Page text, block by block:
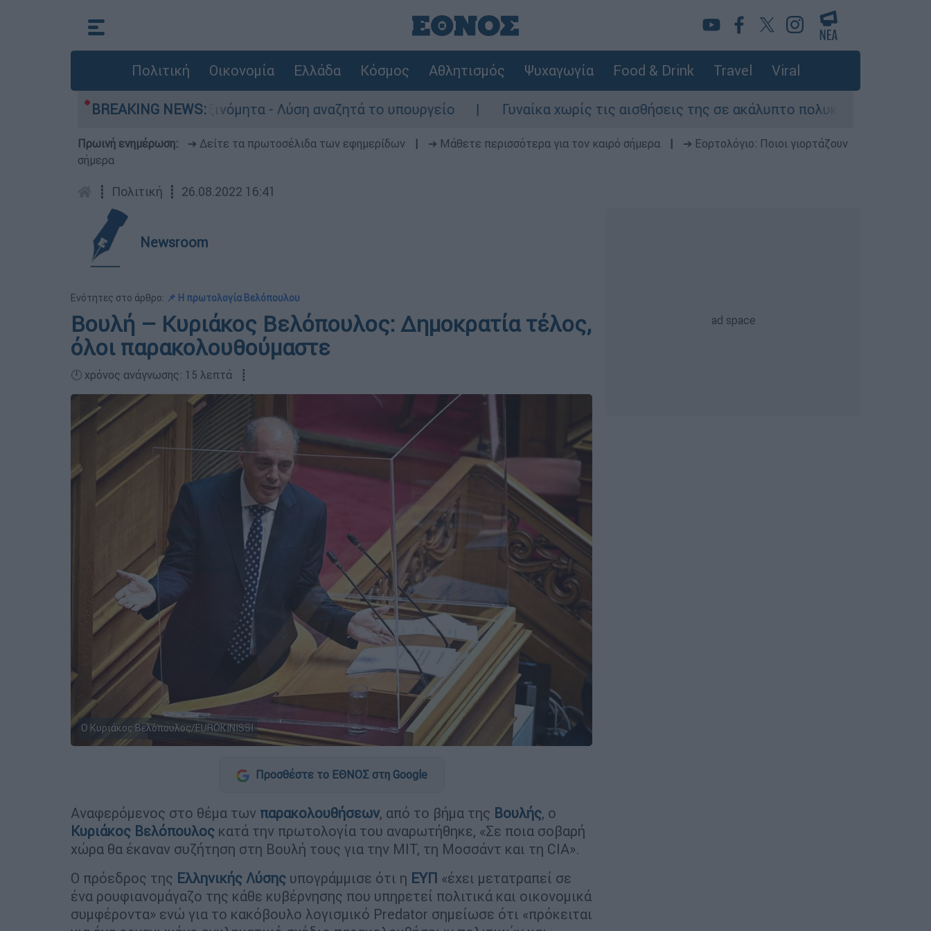
Πολιτική Οικονομία Ελλάδα Κόσμος Αθλητισμός Ψυχαγωγία Food & Drink Travel Viral
BREAKING NEWS:
παραμένουν αταξινόμητα - Λύση αναζητά το υπουργείο Γυναίκα χωρίς τις αισθήσεις της σε ακάλυπτο πολυκατοικίας στη
Πρωινή ενημέρωση: ➔ Δείτε τα πρωτοσέλιδα των εφημερίδων ➔ Μάθετε περισσότερα για τον καιρό σήμερα
➔ Εορτολόγιο: Ποιοι γιορτάζουν
σήμερα
┋ Πολιτική ┋ 26.08.2022 16:41
Newsroom
Ενότητες στο άρθρο: 📌 Η πρωτολογία Βελόπουλου
Βουλή – Κυριάκος Βελόπουλος: Δημοκρατία τέλος,
όλοι παρακολουθούμαστε
🕛 χρόνος ανάγνωσης: 15 λεπτά ┋
Ο Κυριάκος Βελόπουλος/EUROKINISSI
Προσθέστε το ΕΘΝΟΣ στη Google
Αναφερόμενος στο θέμα των παρακολουθήσεων, από το βήμα της Βουλής, ο
Κυριάκος Βελόπουλος κατά την πρωτολογία του αναρωτήθηκε, «Σε ποια σοβαρή
χώρα θα έκαναν συζήτηση στη Βουλή τους για την ΜΙΤ, τη Μοσσάντ και τη CIA».
Ο πρόεδρος της Ελληνικής Λύσης υπογράμμισε ότι η ΕΥΠ «έχει μετατραπεί σε
ένα ρουφιανομάγαζο της κάθε κυβέρνησης που υπηρετεί πολιτικά και οικονομικά
συμφέροντα» ενώ για το κακόβουλο λογισμικό Predator σημείωσε ότι «πρόκειται